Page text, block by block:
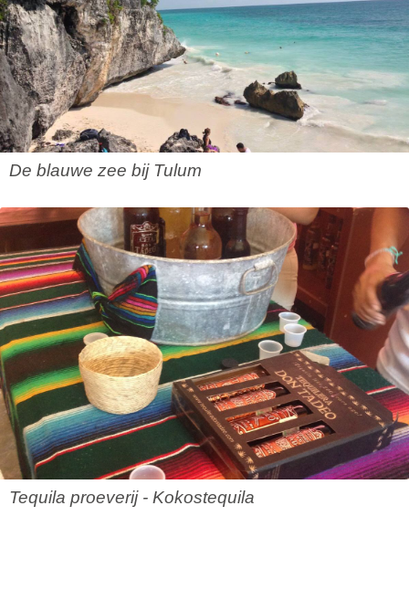
De blauwe zee bij Tulum
Tequila proeverij - Kokostequila